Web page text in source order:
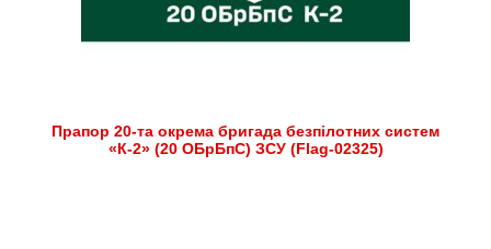
Прапор 20-та окрема бригада безпілотних систем
«К-2» (20 ОБрБпС) ЗСУ (Flag-02325)